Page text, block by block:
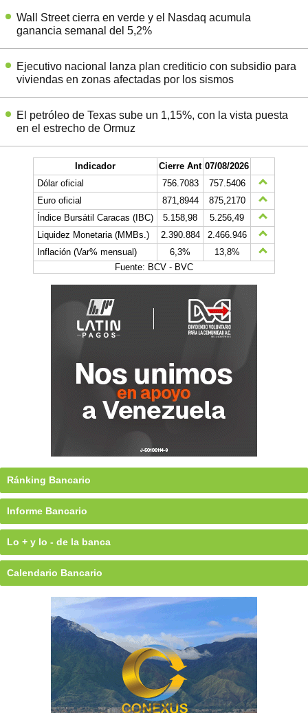
Wall Street cierra en verde y el Nasdaq acumula
ganancia semanal del 5,2%
Ejecutivo nacional lanza plan crediticio con subsidio para
viviendas en zonas afectadas por los sismos
El petróleo de Texas sube un 1,15%, con la vista puesta
en el estrecho de Ormuz
Indicador Cierre Ant 07/08/2026
Dólar oficial
756.7083
757.5406
Euro oficial
871,8944
875,2170
Índice Bursátil Caracas (IBC)
5.158,98
5.256,49
Liquidez Monetaria (MMBs.)
2.390.884
2.466.946
Inflación (Var% mensual)
6,3%
13,8%
Fuente: BCV - BVC
Ránking Bancario
Informe Bancario
Lo + y lo - de la banca
Calendario Bancario